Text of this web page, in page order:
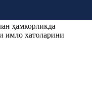
ҳамкорликда
имло хатоларини